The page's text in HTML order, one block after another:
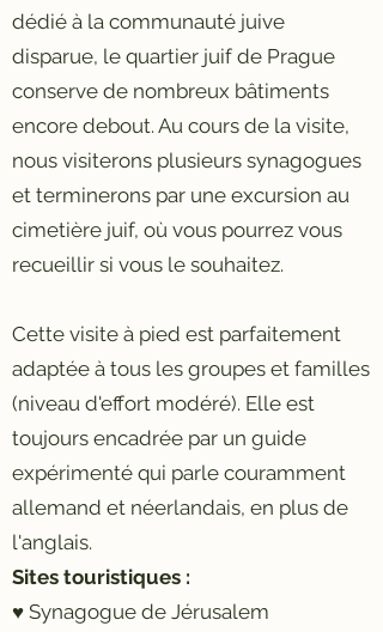
dédié à la communauté juive
disparue, le quartier juif de Prague
conserve de nombreux bâtiments
encore debout. Au cours de la visite,
nous visiterons plusieurs synagogues
et terminerons par une excursion au
cimetière juif, où vous pourrez vous
recueillir si vous le souhaitez.
Cette visite à pied est parfaitement
adaptée à tous les groupes et familles
(niveau d'effort modéré). Elle est
toujours encadrée par un guide
expérimenté qui parle couramment
allemand et néerlandais, en plus de
l'anglais.
Sites touristiques :
♥ Synagogue de Jérusalem